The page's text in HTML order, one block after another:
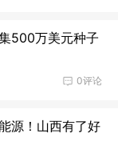
500万美元种子
0评论
源！山西有了好